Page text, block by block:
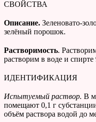
СВОЙСТВА
Описание. Зеленовато-
зелёный порошок.
Растворимость.
растворим в воде и спирте
ИДЕНТИФИКАЦИЯ
Испытуемый раствор. В
помещают 0,1 г
объём раствора водой до